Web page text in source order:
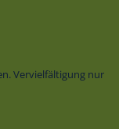
Vervielfältigung nur